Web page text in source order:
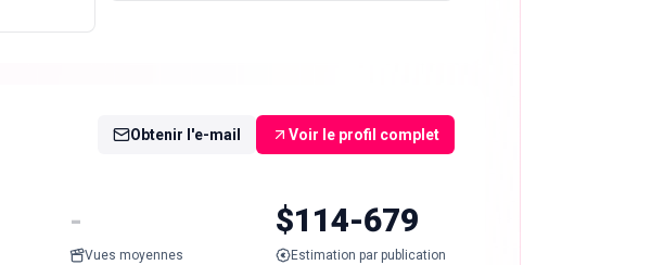
Obtenir l'e-mail Voir le profil complet
-
Vues moyennes
$114-679
Estimation par publication